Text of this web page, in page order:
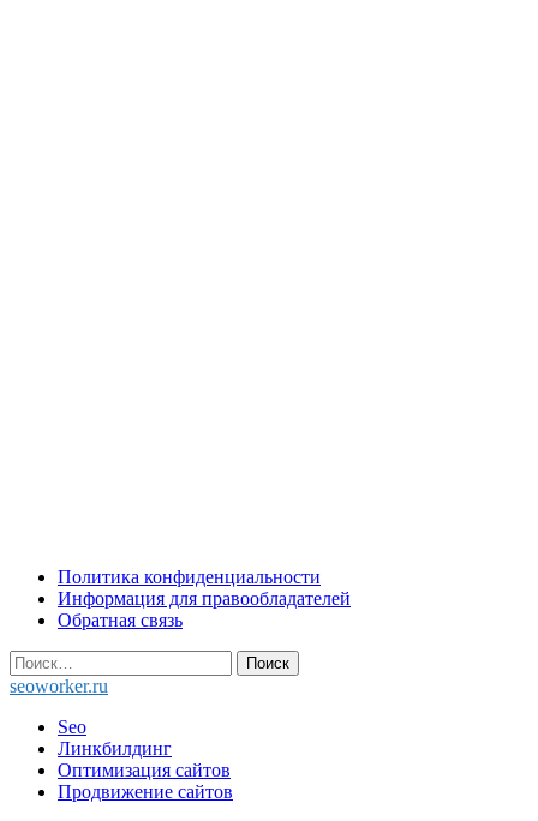
Skip
content
Политика конфиденциальности
Информация для правообладателей
Обратная связь
Найти:
seoworker.ru
Seo
Линкбилдинг
Оптимизация сайтов
Продвижение сайтов